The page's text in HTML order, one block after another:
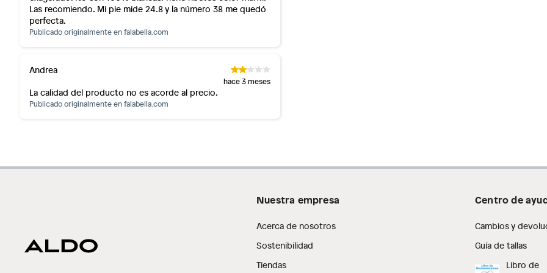
Las recomiendo. Mi pie mide 24.8 y la número 38 me quedó
perfecta.
Publicado originalmente enfalabella.com
Andrea
hace 3 meses
La calidad del producto no es acorde al precio.
Publicado originalmente enfalabella.com
Nuestra empresa
Acerca de nosotros
Sostenibilidad
Tiendas
Centro de
Cambios y
Guía de tallas
Libro de